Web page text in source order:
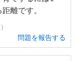
離です。
問題を報告する